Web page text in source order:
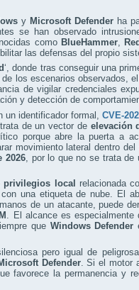
y Microsoft Defender ha
se han observado
como BlueHammer,
las defensas del propio
‘, donde tras conseguir una
los escenarios observados,
de vigilar credenciales
y detección de
un identificador formal,CVE-
de un vector de elevación
porque abre la puerta a
movimiento lateral dentro
2026 , por lo que no se trata de
privilegios local relacionada
una etiqueta de nube. El
de un atacante, puede
. El alcance es
que Windows Defender
pero igual de
Defender. Si el motor
favorece la permanencia y